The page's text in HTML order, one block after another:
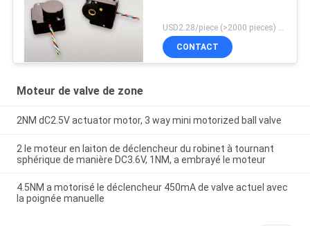
CONTACT
Moteur de valve de zone
2NM dC2.5V actuator motor, 3 way mini motorized ball valve
2 le moteur en laiton de déclencheur du robinet à tournant
sphérique de manière DC3.6V, 1NM, a embrayé le moteur
4.5NM a motorisé le déclencheur 450mA de valve actuel avec
la poignée manuelle